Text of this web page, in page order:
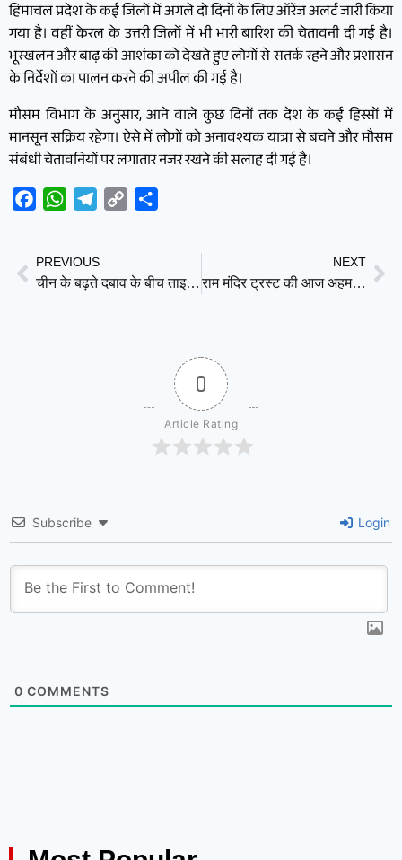
हिमाचल प्रदेश के कई जिलों में अगले दो दिनों के लिए ऑरेंज अलर्ट जारी किया
गया है। वहीं केरल के उत्तरी जिलों में भी भारी बारिश की चेतावनी दी गई है।
भूस्खलन और बाढ़ की आशंका को देखते हुए लोगों से सतर्क रहने और प्रशासन
के निर्देशों का पालन करने की अपील की गई है।
मौसम विभाग के अनुसार, आने वाले कुछ दिनों तक देश के कई हिस्सों में
मानसून सक्रिय रहेगा। ऐसे में लोगों को अनावश्यक यात्रा से बचने और मौसम
संबंधी चेतावनियों पर लगातार नजर रखने की सलाह दी गई है।
FacebookWhatsAppTelegram
Copy
PREVIOUS
चीन के बढ़ते दबाव के बीच ताइवान ने फिर शुरू की ‘कम्युनिस्ट विरोधी’ सैन्य कक्षाएं
NEXT
राम मंदिर ट्रस्ट की आज अहम बैठक, चंपत राय और अनिल मिश्रा के इस्तीफे पर हो सकता है फैसला
0
Article Rating
Subscribe Login
0 COMMENTS